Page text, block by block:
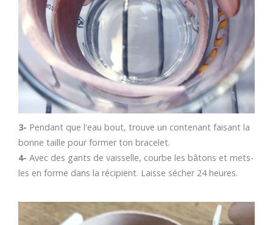
3- Pendant que l'eau bout, trouve un contenant faisant la
bonne taille pour former ton bracelet.
4- Avec des gants de vaisselle, courbe les bâtons et mets-
les en forme dans la récipient. Laisse sécher 24 heures.